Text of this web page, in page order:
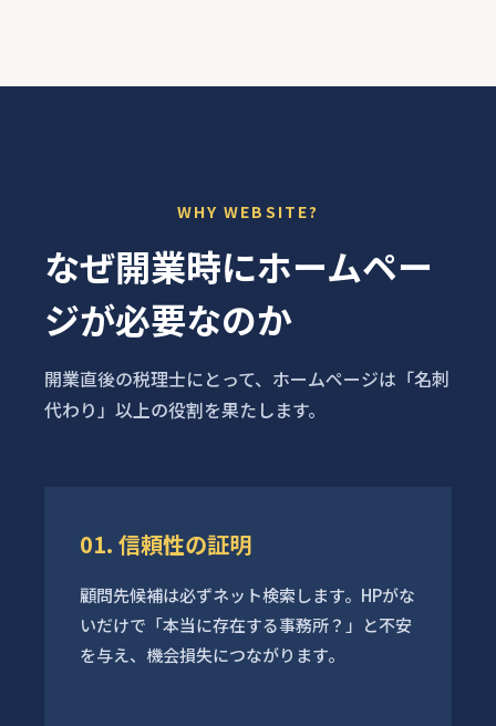
WHY WEBSITE?
なぜ開業時にホームペー
ジが必要なのか
開業直後の税理士にとって、ホームページは「名刺
代わり」以上の役割を果たします。
01. 信頼性の証明
顧問先候補は必ずネット検索します。HPがな
いだけで「本当に存在する事務所？」と不安
を与え、機会損失につながります。